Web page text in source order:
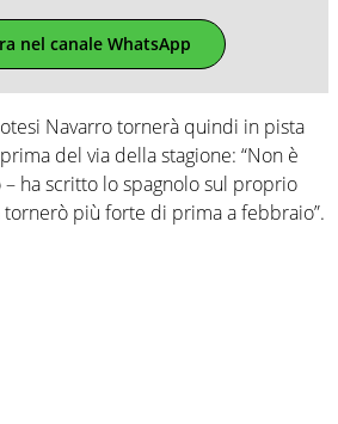
nel canale WhatsApp
Navarro tornerà quindi in pista
del via della stagione: “Non è
– ha scritto lo spagnolo sul proprio
tornerò più forte di prima a febbraio”.